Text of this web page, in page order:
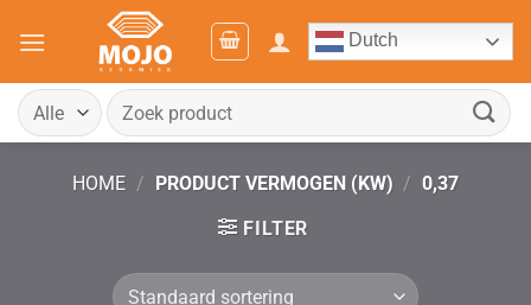
naar
Dutch
Zoeken
naar:
HOME / PRODUCT VERMOGEN (KW) / 0,37
FILTER